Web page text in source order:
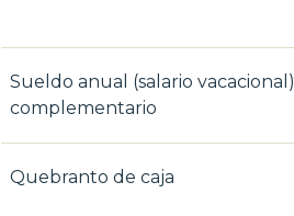
Sueldo anual (salario vacacional)
complementario
Quebranto de caja